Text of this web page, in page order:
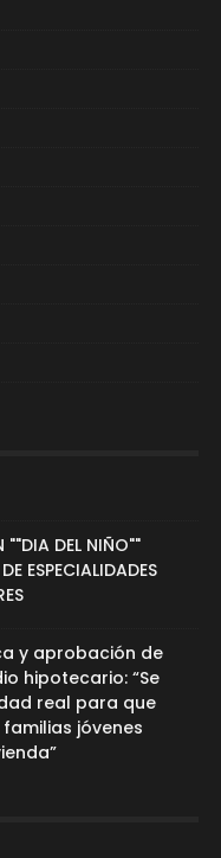
""DIA DEL NIÑO""
ESPECIALIDADES
y aprobación de
hipotecario: “Se
real para que
jóvenes